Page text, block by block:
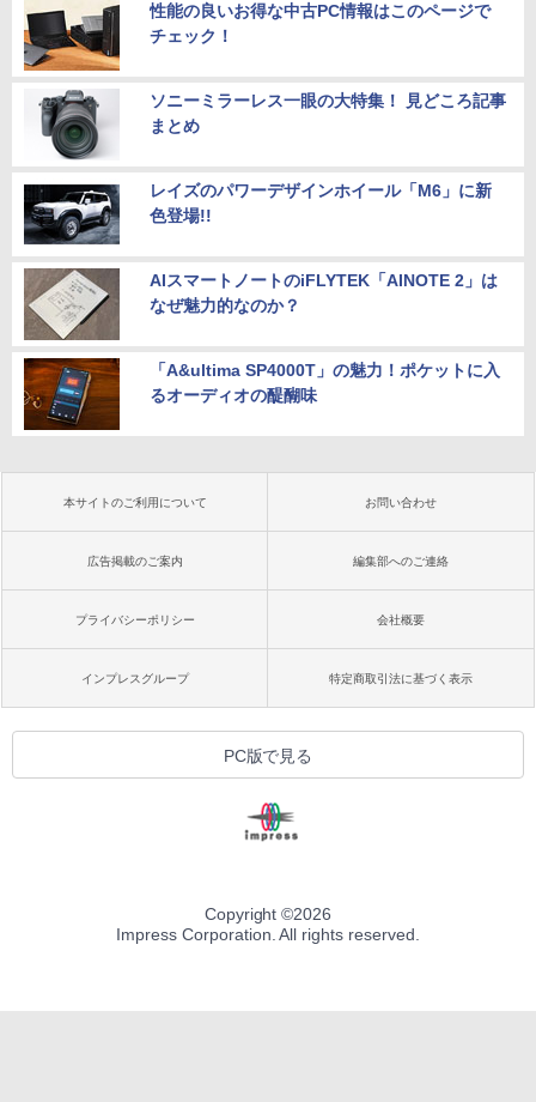
性能の良いお得な中古PC情報はこのページで
チェック！
ソニーミラーレス一眼の大特集！ 見どころ記事
まとめ
レイズのパワーデザインホイール「M6」に新
色登場!!
AIスマートノートのiFLYTEK「AINOTE 2」は
なぜ魅力的なのか？
「A&ultima SP4000T」の魅力！ポケットに入
るオーディオの醍醐味
本サイトのご利用について お問い合わせ
広告掲載のご案内 編集部へのご連絡
プライバシーポリシー 会社概要
インプレスグループ 特定商取引法に基づく表示
PC版で見る
Copyright ©2026
Impress Corporation. All rights reserved.